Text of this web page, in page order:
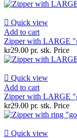
 Quick view
Add to cart
Zipper with LARGE
kr29.00 pr. stk. Price
 Quick view
Add to cart
Zipper with LARGE
kr29.00 pr. stk. Price
 Quick view